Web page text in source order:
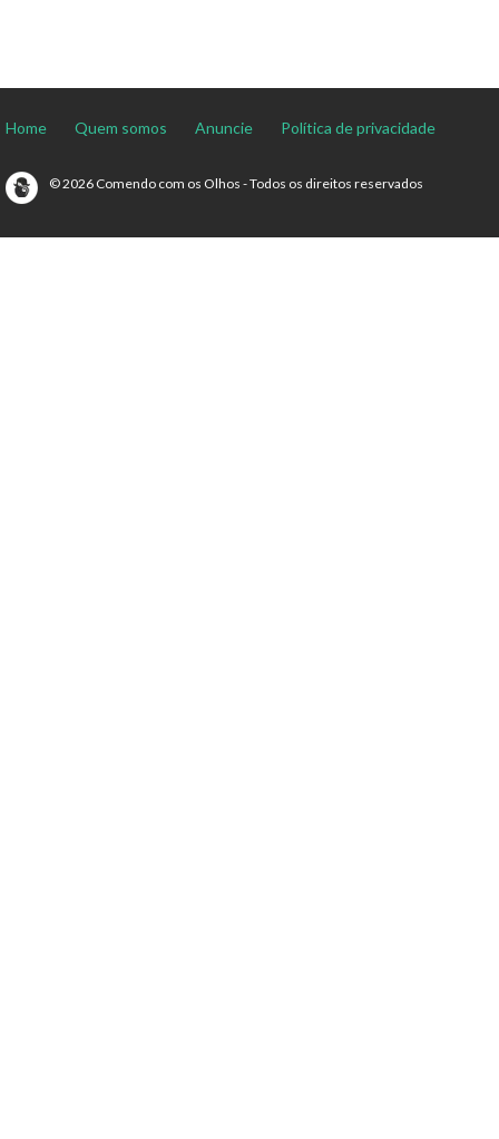
Home Quem somos Anuncie Política de privacidade
© 2026 Comendo com os Olhos - Todos os direitos reservados